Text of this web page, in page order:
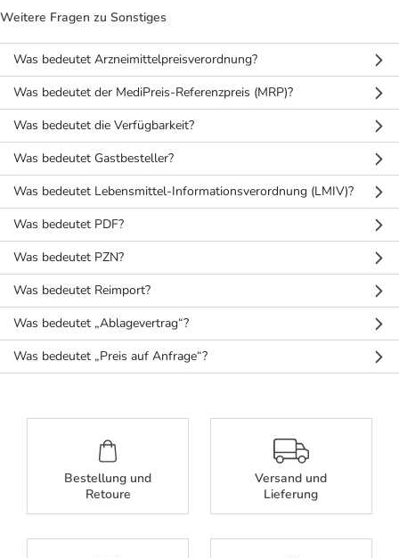
Liebe & Erotik
Mutter & Kind
Nahrungsergänzung
Natur & Homöopathie
Sanitätshaus
Sport & Fitness
Tierapotheke
Vitamine & Mineralstoffe
Summer SALE
Reiseapotheke
Insektenschutz
Sonnenpflege
Sommerpflege für Haar und Kopfhaut
Täglich gut versorgt
Ratgeber
Beliebte Beiträge
E-Rezept einlösen
E-Rezept App
Eucerin Deals
Evolsin Deals
Frontline & Frontpro Deals
Nattermann Deals
R(h)ein Nutrition Deals
Refluthin, Lasea & Carmenthin Deals
Salus Deals
Weitere Fragen zu Sonstiges
Was bedeutet Arzneimittelpreisverordnung?
Was bedeutet der MediPreis-Referenzpreis (MRP)?
Was bedeutet die Verfügbarkeit?
Was bedeutet Gastbesteller?
Was bedeutet Lebensmittel-Informationsverordnung (LMIV)?
Was bedeutet PDF?
Was bedeutet PZN?
Was bedeutet Reimport?
Was bedeutet „Ablagevertrag“?
Was bedeutet „Preis auf Anfrage“?
Bestellung und
Retoure
Versand und
Lieferung